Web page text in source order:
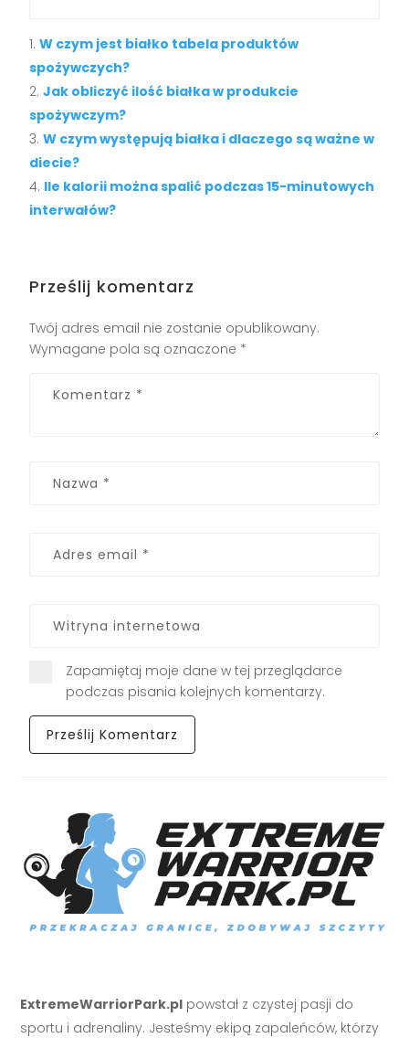
W czym jest białko tabela produktów
spożywczych?
Jak obliczyć ilość białka w produkcie
spożywczym?
W czym występują białka i dlaczego są ważne w
diecie?
Ile kalorii można spalić podczas 15-minutowych
interwałów?
Prześlij komentarz
Twój adres email nie zostanie opublikowany.
Wymagane pola są oznaczone *
Zapamiętaj moje dane w tej przeglądarce
podczas pisania kolejnych komentarzy.
ExtremeWarriorPark.pl powstał z czystej pasji do
sportu i adrenaliny. Jesteśmy ekipą zapaleńców, którzy